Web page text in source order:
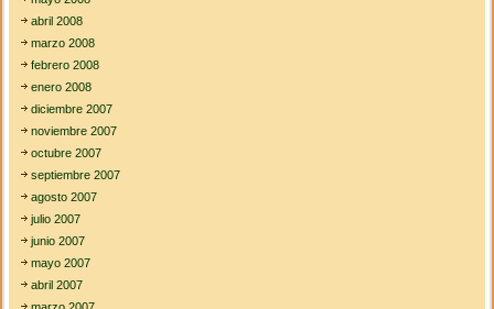
abril 2008
marzo 2008
febrero 2008
enero 2008
diciembre 2007
noviembre 2007
octubre 2007
septiembre 2007
agosto 2007
julio 2007
junio 2007
mayo 2007
abril 2007